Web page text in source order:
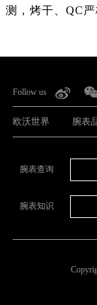
测，烤干、QC
Follow us
欧沃世界 腕表
腕表查询
腕表知识